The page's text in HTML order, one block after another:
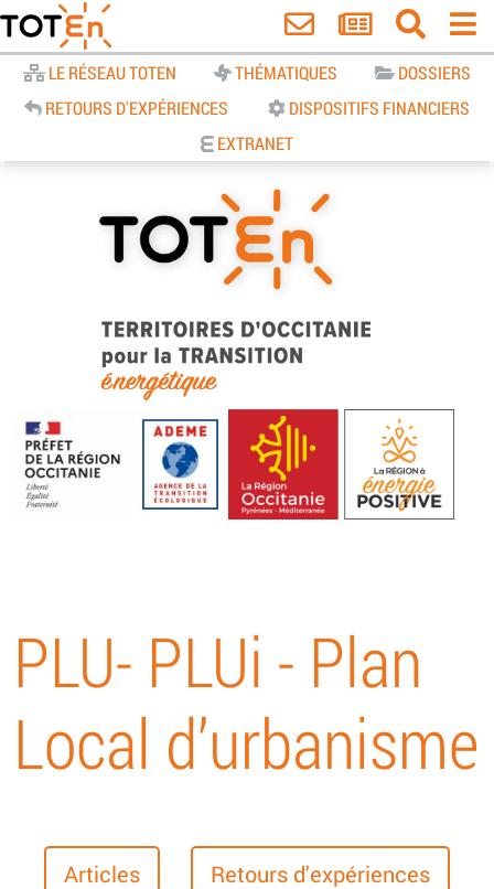
LE RÉSEAU TOTEN THÉMATIQUES
DOSSIERS
RETOURS D'EXPÉRIENCES
DISPOSITIFS FINANCIERS
EXTRANET
TOTEn Occitanie | Territoires
d’Occitanie pour la Transition
Energétique
PLU- PLUi - Plan
Local d’urbanisme
Articles Retours d'expériences